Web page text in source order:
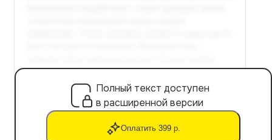
Полный текст доступен
в расширенной версии
Оплатить 399 р.